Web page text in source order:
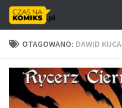
Skip to content
OTAGOWANO: DAWID KUCA